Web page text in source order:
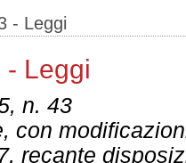
chiave:
- Leggi
- Leggi
n. 43
con
recante